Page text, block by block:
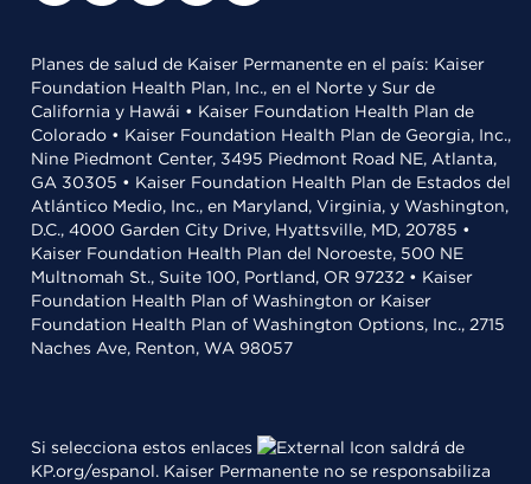
Planes de salud de Kaiser Permanente en el país: Kaiser
Foundation Health Plan, Inc., en el Norte y Sur de
California y Hawái • Kaiser Foundation Health Plan de
Colorado • Kaiser Foundation Health Plan de Georgia, Inc.,
Nine Piedmont Center, 3495 Piedmont Road NE, Atlanta,
GA 30305 • Kaiser Foundation Health Plan de Estados del
Atlántico Medio, Inc., en Maryland, Virginia, y Washington,
D.C., 4000 Garden City Drive, Hyattsville, MD, 20785 •
Kaiser Foundation Health Plan del Noroeste, 500 NE
Multnomah St., Suite 100, Portland, OR 97232 • Kaiser
Foundation Health Plan of Washington or Kaiser
Foundation Health Plan of Washington Options, Inc., 2715
Naches Ave, Renton, WA 98057
Si selecciona estos enlaces
saldrá de
KP.org/espanol. Kaiser Permanente no se responsabiliza